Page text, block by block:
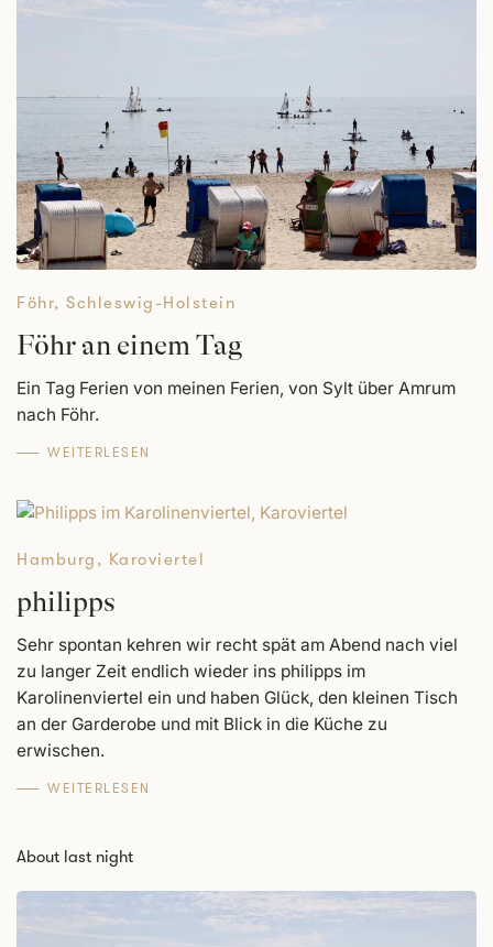
Föhr, Schleswig-Holstein
Föhr an einem Tag
Ein Tag Ferien von meinen Ferien, von Sylt über Amrum
nach Föhr.
WEITERLESEN
Hamburg , Karoviertel
philipps
Sehr spontan kehren wir recht spät am Abend nach viel
zu langer Zeit endlich wieder ins philipps im
Karolinenviertel ein und haben Glück, den kleinen Tisch
an der Garderobe und mit Blick in die Küche zu
erwischen.
WEITERLESEN
About last night